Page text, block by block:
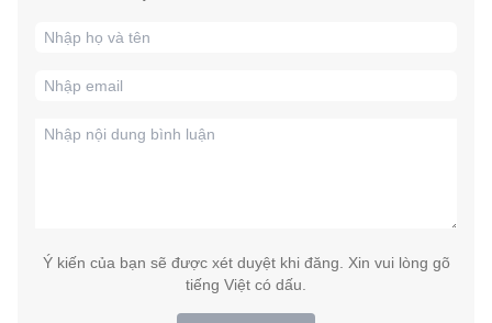
Ý kiến của bạn sẽ được xét duyệt khi đăng. Xin vui lòng gõ
tiếng Việt có dấu.